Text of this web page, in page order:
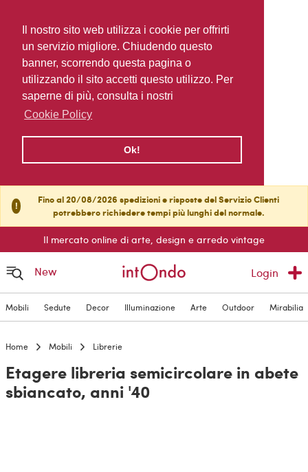
Il nostro sito web utilizza i cookie per offrirti
un servizio migliore. Chiudendo questo
banner, scorrendo questa pagina o
utilizzando il sito accetti questo utilizzo. Per
saperne di più, consulta i nostri
Cookie Policy
Ok!
!
Fino al 20/08/2026 spedizioni e risposte del Servizio Clienti
potrebbero richiedere tempi più lunghi del normale.
Il mercato online di arte, design e arredo vintage
New Login
Mobili Sedute Decor Illuminazione Arte Outdoor Mirabilia
Home Mobili Librerie
Etagere libreria semicircolare in abete
sbiancato, anni '40